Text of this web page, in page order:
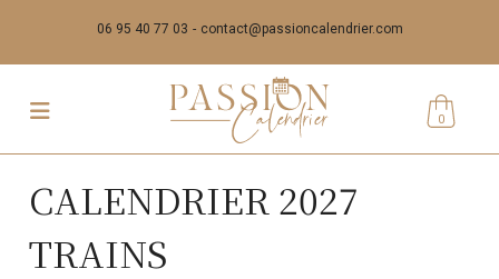
06 95 40 77 03 contact@passioncalendrier.com
0
CALENDRIER 2027
TRAINS